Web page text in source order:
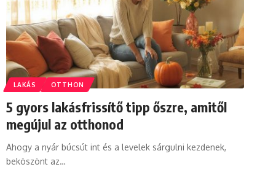
LAKÁS OTTHON
5 gyors lakásfrissítő tipp őszre, amitől
megújul az otthonod
Ahogy a nyár búcsút int és a levelek sárgulni kezdenek,
beköszönt az…